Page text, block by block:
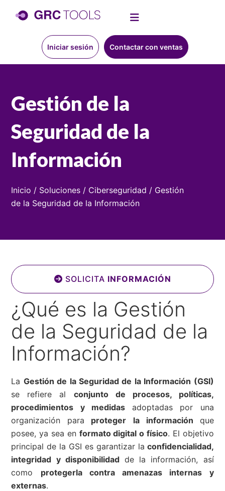
Iniciar sesión Contactar con ventas
Gestión de la
Seguridad de la
Información
Inicio / Soluciones / Ciberseguridad / Gestión
de la Seguridad de la Información
SOLICITA INFORMACIÓN
¿Qué es la Gestión
de la Seguridad de la
Información?
La Gestión de la Seguridad de la Información (GSI)
se refiere al conjunto de procesos, políticas,
procedimientos y medidas adoptadas por una
organización para proteger la información que
posee, ya sea en formato digital o físico. El objetivo
principal de la GSI es garantizar la confidencialidad,
integridad y disponibilidadde la información, así
como protegerla contra amenazas internas y
externas.